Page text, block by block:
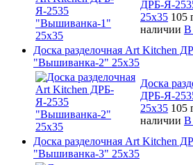
ДРБ-Я-
25х35 105
наличии В
Доска разделочная Art Kitchen
"Вышиванка-2" 25х35
Доска
ДРБ-Я-
25х35 105
наличии В
Доска разделочная Art Kitchen
"Вышиванка-3" 25х35